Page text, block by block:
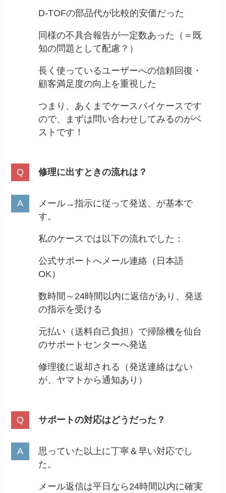
D-TOFの部品代が比較的安価だった
同様の不具合報告が一定数あった（＝既
知の問題として配慮？）
長く使っているユーザーへの信頼回復・
顧客満足度の向上を重視した
つまり、あくまでケースバイケースです
ので、まずは問い合わせしてみるのがベ
ストです！
修理に出すときの流れは？
メール→指示に従って発送、が基本で
す。
私のケースでは以下の流れでした：
公式サポートへメール連絡（日本語
OK）
数時間～24時間以内に返信があり、発送
の指示を受ける
元払い（送料自己負担）で掃除機を仙台
のサポートセンターへ発送
修理後に返却される（発送連絡はない
が、ヤマトから通知あり）
サポートの対応はどうだった？
思っていた以上に丁寧＆早い対応でし
た。
メール返信は平日なら24時間以内に確実